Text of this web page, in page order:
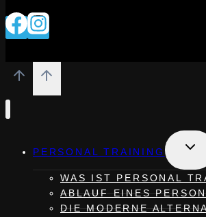
PERSONAL TRAINING
WAS IST PERSONAL
ABLAUF EINES
DIE MODERNE